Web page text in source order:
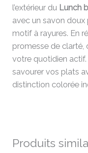
l’extérieur du Lunch
avec un savon doux
motif à rayures. En
promesse de clarté,
votre quotidien actif.
savourer vos plats
distinction colorée
Produits